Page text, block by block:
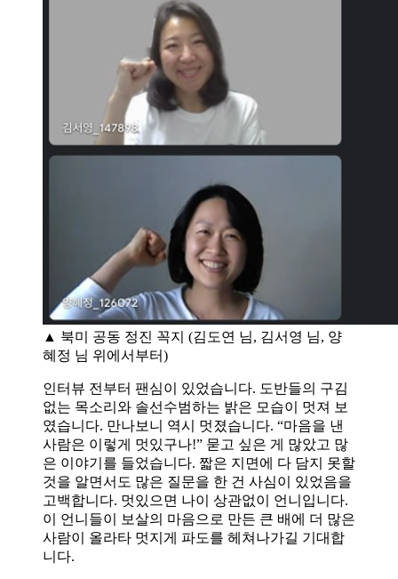
▲ 북미 공동 정진 꼭지 (김도연 님, 김서영 님, 양
혜정 님 위에서부터)
인터뷰 전부터 팬심이 있었습니다. 도반들의 구김
없는 목소리와 솔선수범하는 밝은 모습이 멋져 보
였습니다. 만나보니 역시 멋졌습니다. “마음을 낸
사람은 이렇게 멋있구나!” 묻고 싶은 게 많았고 많
은 이야기를 들었습니다. 짧은 지면에 다 담지 못할
것을 알면서도 많은 질문을 한 건 사심이 있었음을
고백합니다. 멋있으면 나이 상관없이 언니입니다.
이 언니들이 보살의 마음으로 만든 큰 배에 더 많은
사람이 올라타 멋지게 파도를 헤쳐나가길 기대합
니다.